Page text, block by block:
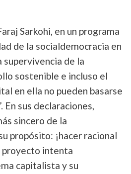
Sarkohi, en un programa
de la socialdemocracia en
supervivencia de la
sostenible e incluso el
en ella no pueden basarse
En sus declaraciones,
sincero de la
propósito: ¡hacer racional
intenta
capitalista y su